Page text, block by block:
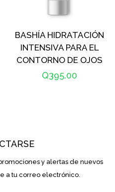
BASHÍA HIDRATACIÓN
INTENSIVA PARA EL
CONTORNO DE OJOS
Precio
Q395.00
INTRODUZCA
SU
y alertas de nuevos
a tu correo electrónico.